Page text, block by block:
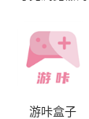
Browser)
游咔盒子